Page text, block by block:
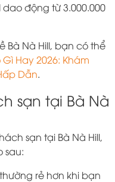
động từ 3.000.000
Bà Nà Hill, bạn có thể
Gì Hay 2026: Khám
Dẫn.
sạn tại Bà Nà
sạn tại Bà Nà Hill,
sau:
rẻ hơn khi bạn